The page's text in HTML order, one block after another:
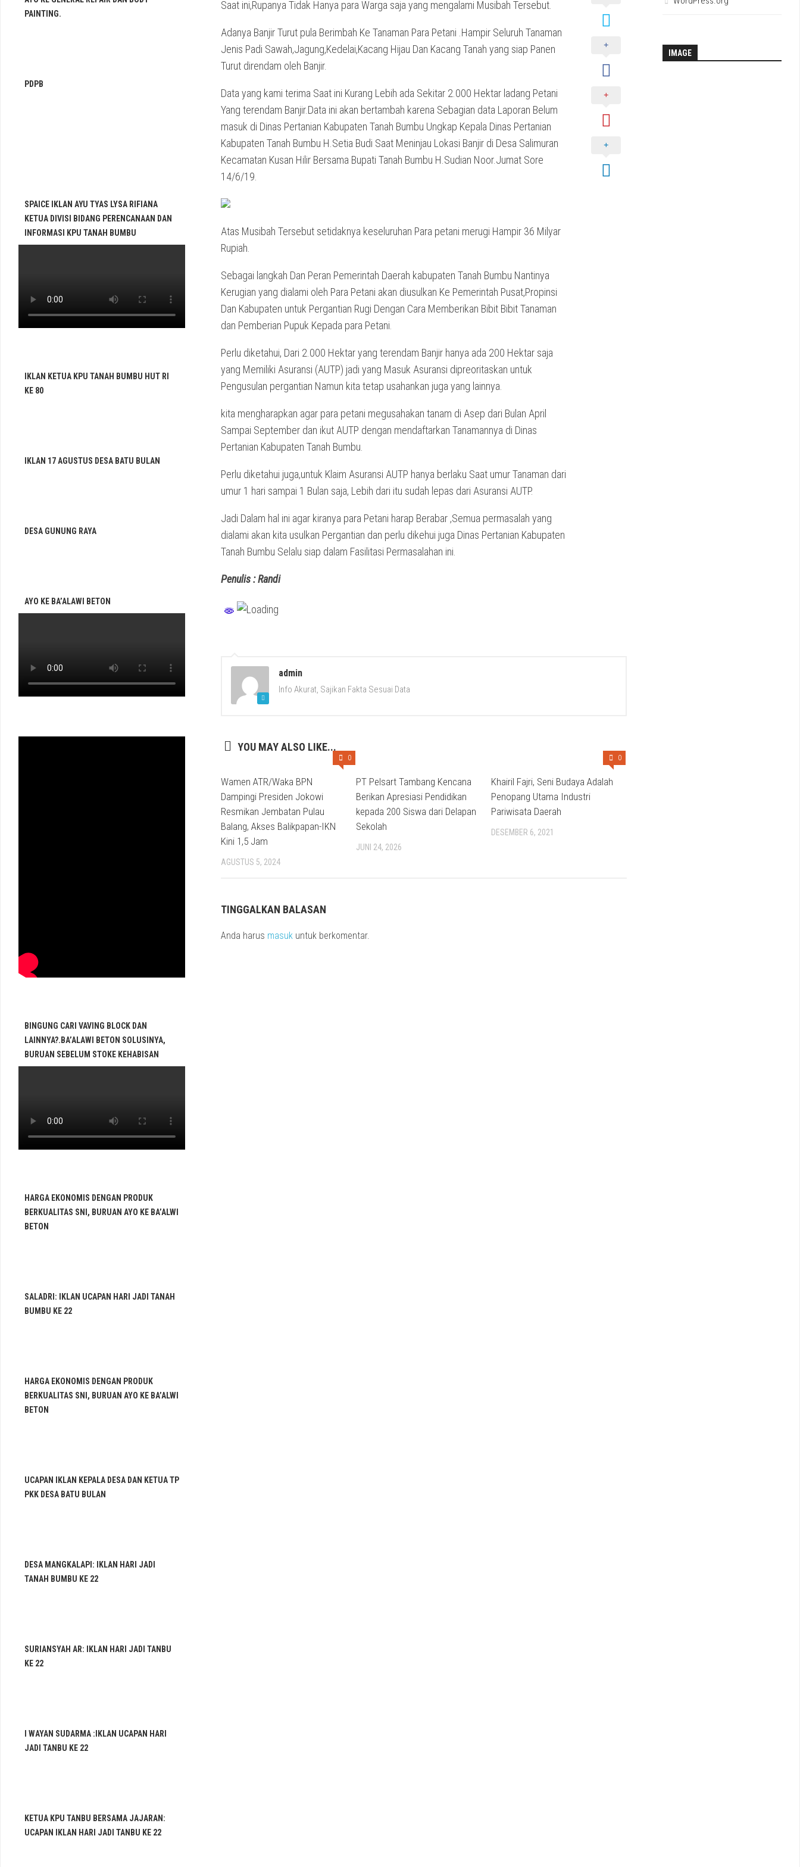
Saat ini,Rupanya Tidak Hanya para Warga saja yang mengalami Musibah Tersebut.
Adanya Banjir Turut pula Berimbah Ke Tanaman Para Petani .Hampir Seluruh Tanaman
Jenis Padi Sawah,Jagung,Kedelai,Kacang Hijau Dan Kacang Tanah yang siap Panen
Turut direndam oleh Banjir.
Data yang kami terima Saat ini Kurang Lebih ada Sekitar 2.000 Hektar ladang Petani
Yang terendam Banjir.Data ini akan bertambah karena Sebagian data Laporan Belum
masuk di Dinas Pertanian Kabupaten Tanah Bumbu Ungkap Kepala Dinas Pertanian
Kabupaten Tanah Bumbu H.Setia Budi Saat Meninjau Lokasi Banjir di Desa Salimuran
Kecamatan Kusan Hilir Bersama Bupati Tanah Bumbu H.Sudian Noor.Jumat Sore
14/6/19.
Atas Musibah Tersebut setidaknya keseluruhan Para petani merugi Hampir 36 Milyar
Rupiah.
Sebagai langkah Dan Peran Pemerintah Daerah kabupaten Tanah Bumbu Nantinya
Kerugian yang dialami oleh Para Petani akan diusulkan Ke Pemerintah Pusat,Propinsi
Dan Kabupaten untuk Pergantian Rugi Dengan Cara Memberikan Bibit Bibit Tanaman
dan Pemberian Pupuk Kepada para Petani.
Perlu diketahui, Dari 2.000 Hektar yang terendam Banjir hanya ada 200 Hektar saja
yang Memiliki Asuransi (AUTP) jadi yang Masuk Asuransi dipreoritaskan untuk
Pengusulan pergantian Namun kita tetap usahankan juga yang lainnya.
kita mengharapkan agar para petani megusahakan tanam di Asep dari Bulan April
Sampai September dan ikut AUTP dengan mendaftarkan Tanamannya di Dinas
Pertanian Kabupaten Tanah Bumbu.
Perlu diketahui juga,untuk Klaim Asuransi AUTP hanya berlaku Saat umur Tanaman dari
umur 1 hari sampai 1 Bulan saja, Lebih dari itu sudah lepas dari Asuransi AUTP.
Jadi Dalam hal ini agar kiranya para Petani harap Berabar ,Semua permasalah yang
dialami akan kita usulkan Pergantian dan perlu dikehui juga Dinas Pertanian Kabupaten
Tanah Bumbu Selalu siap dalam Fasilitasi Permasalahan ini.
Penulis : Randi
admin
Info Akurat, Sajikan Fakta Sesuai Data
YOU MAY ALSO LIKE...
0
Wamen ATR/Waka BPN
Dampingi Presiden Jokowi
Resmikan Jembatan Pulau
Balang, Akses Balikpapan-IKN
Kini 1,5 Jam
AGUSTUS 5, 2024
PT Pelsart Tambang Kencana
Berikan Apresiasi Pendidikan
kepada 200 Siswa dari Delapan
Sekolah
JUNI 24, 2026
0
Khairil Fajri, Seni Budaya Adalah
Penopang Utama Industri
Pariwisata Daerah
DESEMBER 6, 2021
TINGGALKAN BALASAN
Anda harus masuk untuk berkomentar.
PAINTING.
PDPB
SPAICE IKLAN AYU TYAS LYSA RIFIANA
KETUA DIVISI BIDANG PERENCANAAN DAN
INFORMASI KPU TANAH BUMBU
IKLAN KETUA KPU TANAH BUMBU HUT RI
KE 80
IKLAN 17 AGUSTUS DESA BATU BULAN
DESA GUNUNG RAYA
AYO KE BA’ALAWI BETON
BINGUNG CARI VAVING BLOCK DAN
LAINNYA?.BA’ALAWI BETON SOLUSINYA,
BURUAN SEBELUM STOKE KEHABISAN
HARGA EKONOMIS DENGAN PRODUK
BERKUALITAS SNI, BURUAN AYO KE BA’ALWI
BETON
SALADRI: IKLAN UCAPAN HARI JADI TANAH
BUMBU KE 22
HARGA EKONOMIS DENGAN PRODUK
BERKUALITAS SNI, BURUAN AYO KE BA’ALWI
BETON
UCAPAN IKLAN KEPALA DESA DAN KETUA TP
PKK DESA BATU BULAN
DESA MANGKALAPI: IKLAN HARI JADI
TANAH BUMBU KE 22
SURIANSYAH AR: IKLAN HARI JADI TANBU
KE 22
I WAYAN SUDARMA :IKLAN UCAPAN HARI
JADI TANBU KE 22
KETUA KPU TANBU BERSAMA JAJARAN:
UCAPAN IKLAN HARI JADI TANBU KE 22
IMAGE